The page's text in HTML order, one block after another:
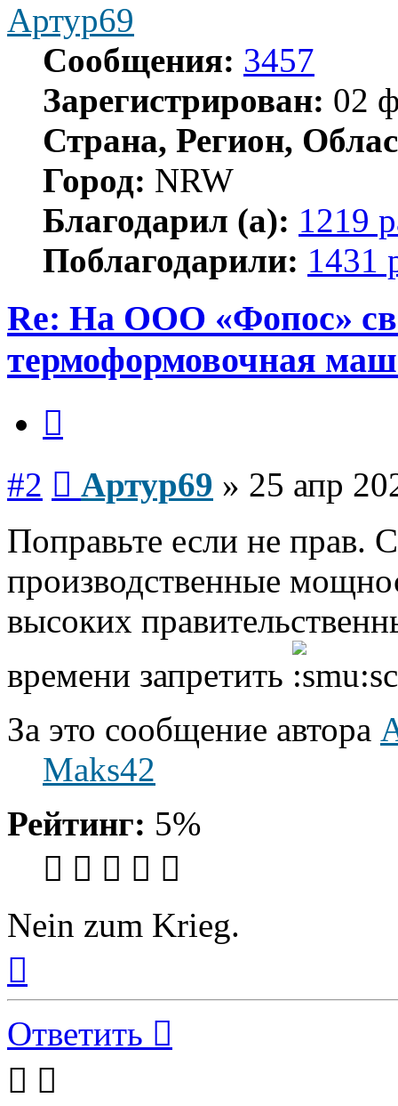
Артур69
Сообщения: 3457
Зарегистрирован: 02
Страна, Регион,
Город: NRW
Благодарил (а): 1219
Поблагодарили: 1431
Re: На ООО «Фопос»
термоформовочная
#2 Артур69 » 25 апр
Поправьте если не прав.
производственные
высоких
времени запретить
За это сообщение автора
Maks42
Рейтинг: 5%
Nein zum Krieg.
началу
Ответить